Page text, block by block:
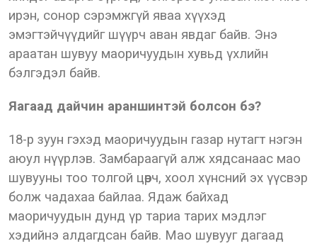
ирэн, сонор сэрэмжгүй яваа хүүхэд
эмэгтэйчүүдийг шүүрч аван явдаг байв. Энэ
араатан шувуу маоричуудын хувьд үхлийн
бэлгэдэл байв.
Яагаад дайчин араншинтэй болсон бэ?
18-р зуун гэхэд маоричуудын газар нутагт нэгэн
аюул нүүрлэв. Замбараагүй алж хядсанаас мао
шувууны тоо толгой цөөрч, хоол хүнсний эх үүсвэр
болж чадахаа байлаа. Ядаж байхад
маоричуудын дунд үр тариа тарих мэдлэг
хэдийнэ алдагдсан байв. Мао шувууг дагаад